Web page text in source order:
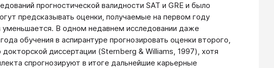
прогностической валидности SAT и GRE и было
предсказывать оценки, получаемые на первом году
В одном недавнем исследовании даже
обучения в аспирантуре прогнозировать оценки второго,
диссертации (Sternberg & Williams, 1997), хотя
спрогнозируют в итоге дальнейшие карьерные